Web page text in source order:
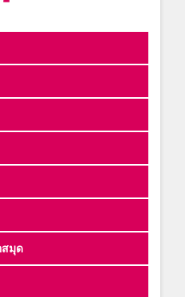
สมุด